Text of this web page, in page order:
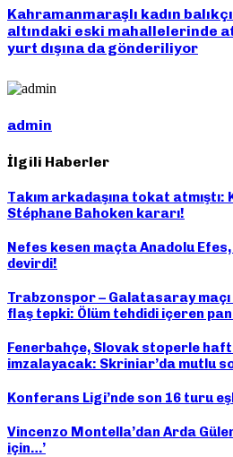
Kahramanmaraşlı kadın
altındaki eski mahallelerinde
yurt dışına da gönderiliyor
admin
İlgili Haberler
Takım arkadaşına tokat atmıştı:
Stéphane Bahoken kararı!
Nefes kesen maçta Anadolu Efes,
devirdi!
Trabzonspor – Galatasaray maçı
flaş tepki: Ölüm tehdidi içeren
Fenerbahçe, Slovak stoperle
imzalayacak: Skriniar’da mutlu
Konferans Ligi’nde son 16 turu
Vincenzo Montella’dan Arda
için…’